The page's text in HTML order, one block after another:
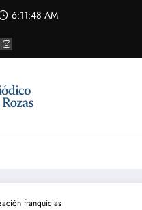
6:11:49 AM
franquicias